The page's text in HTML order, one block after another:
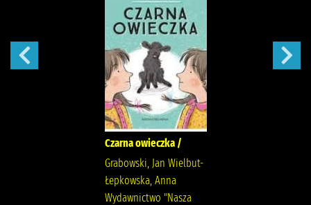
Czarna owieczka /
Grabowski, Jan Wielbut-
Łepkowska, Anna
Wydawnictwo "Nasza